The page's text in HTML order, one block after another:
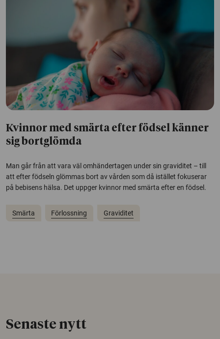
Kvinnor med smärta efter födsel känner
sig bortglömda
Man går från att vara väl omhändertagen under sin graviditet – till
att efter födseln glömmas bort av vården som då istället fokuserar
på bebisens hälsa. Det uppger kvinnor med smärta efter en födsel.
Smärta Förlossning Graviditet
Senaste nytt